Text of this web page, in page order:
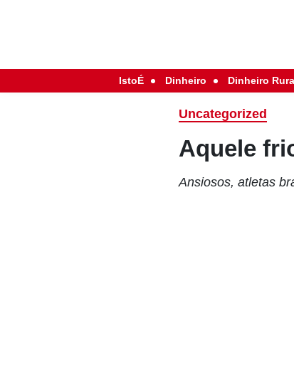
IstoÉ Dinheiro Dinheiro
Uncategorized
Aquele
Ansiosos, atletas